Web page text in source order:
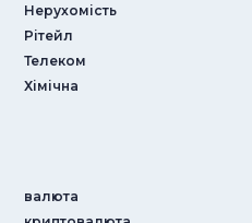
Нерухомість
Рітейл
Телеком
Хімічна
валюта